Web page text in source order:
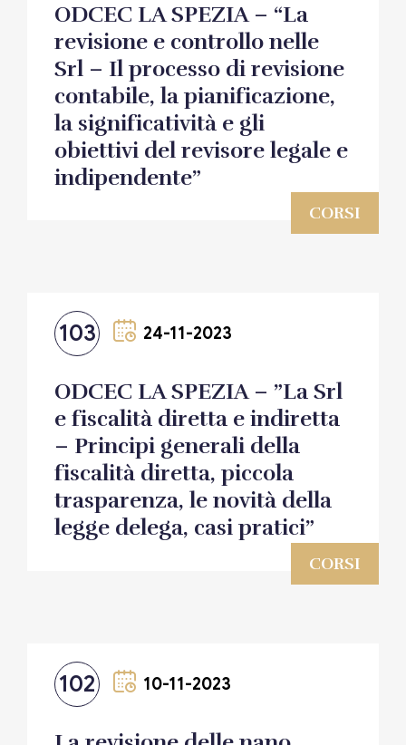
CORSI
ODCEC LA SPEZIA – “La
revisione e controllo nelle
Srl – Il processo di revisione
contabile, la pianificazione,
la significatività e gli
obiettivi del revisore legale e
indipendente”
103 24-11-2023
CORSI
ODCEC LA SPEZIA – ”La Srl
e fiscalità diretta e indiretta
– Principi generali della
fiscalità diretta, piccola
trasparenza, le novità della
legge delega, casi pratici”
102 10-11-2023